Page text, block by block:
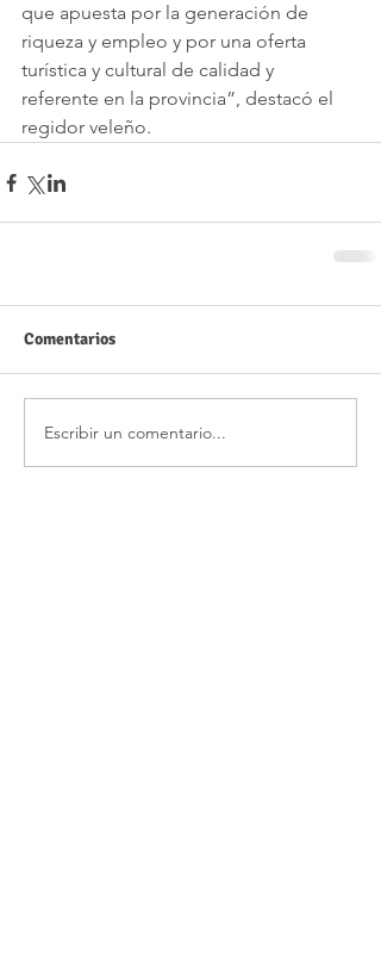
que apuesta por la generación de
riqueza y empleo y por una oferta
turística y cultural de calidad y
referente en la provincia”, destacó el
regidor veleño.
Comentarios
Escribir un comentario...